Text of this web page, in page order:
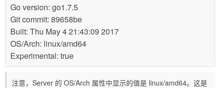
Go version: go1.7.5
Git commit: 89658be
Built: Thu May 4 21:43:09 2017
OS/Arch: linux/amd64
Experimental: true
注意，Server 的 OS/Arch 属性中显示的值是 linux/amd64。这是